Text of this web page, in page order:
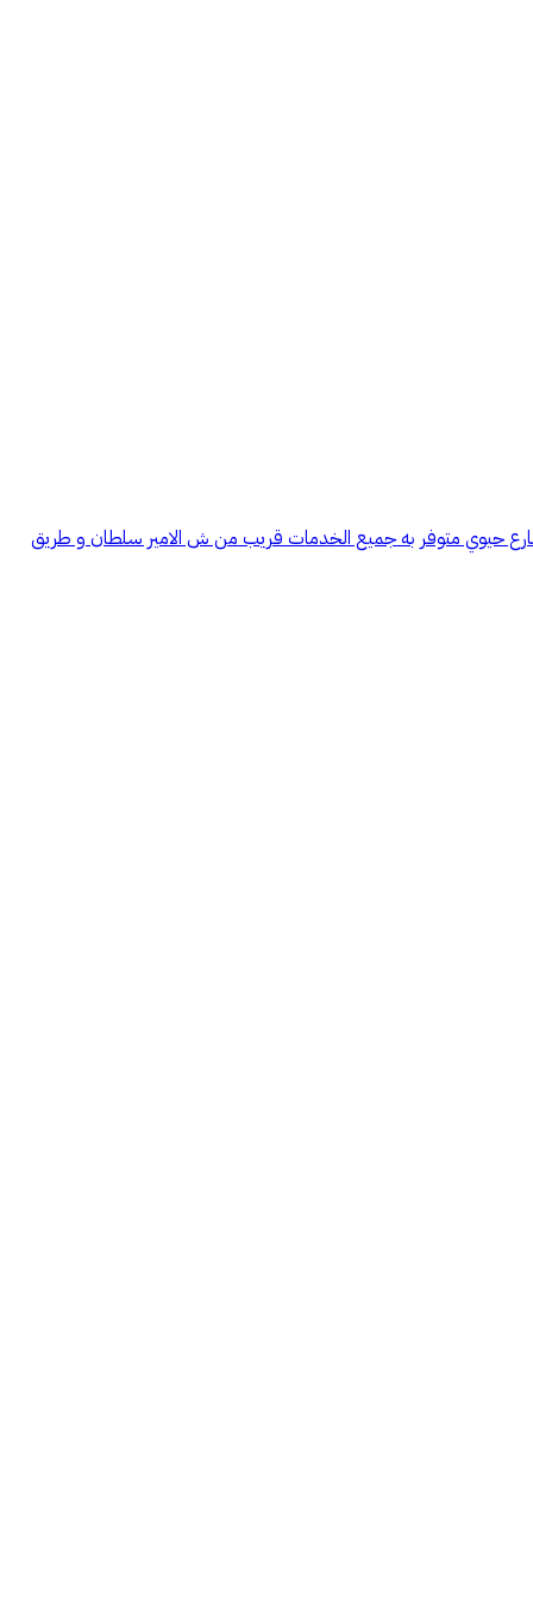
شارع حيوي متوفر به جميع الخدمات قريب من ش الامير سلطان و طريق